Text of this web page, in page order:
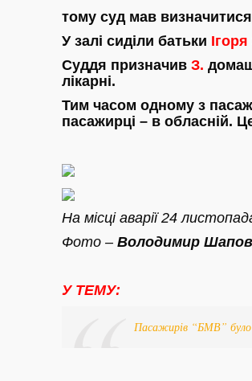
тому суд мав
У залі сиділи батьки Ігоря
Суддя призначив З.
лікарні.
Тим часом одному з
пасажирці – в обласній.
На місці аварії 24
Фото – Володимир
У ТЕМУ:
Пасажирів “БМВ” було